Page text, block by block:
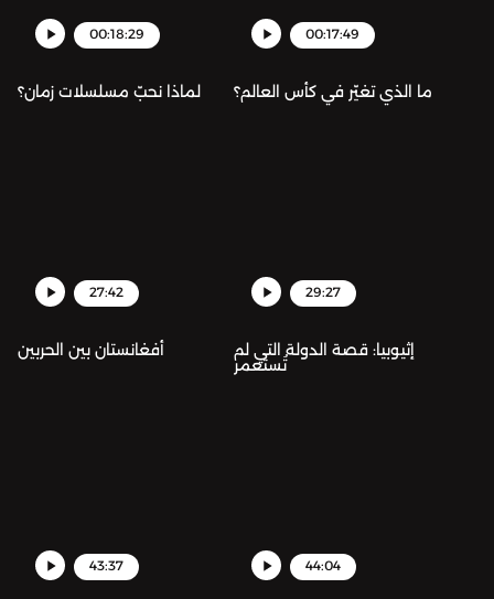
00:18:29
لماذا نحبّ مسلسلات زمان؟
00:17:49
ما الذي تغيّر في كأس العالم؟
27:42
أفغانستان بين الحربين
29:27
إثيوبيا: قصة الدولة التي لم
تُستعمر
43:37 44:04